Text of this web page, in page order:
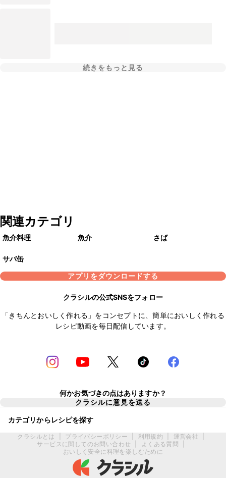
続きをもっと見る
関連カテゴリ
魚介料理 魚介 さば
サバ缶
アプリをダウンロードする
クラシルの公式SNSをフォロー
「きちんとおいしく作れる」をコンセプトに、簡単においしく作れる
レシピ動画を毎日配信しています。
何かお気づきの点はありますか？
クラシルに意見を送る
カテゴリからレシピを探す
クラシルとは プライバシーポリシー 利用規約 運営会社
サービスに関してのお問い合わせ
よくある質問
おいしく安全に料理を楽しむために